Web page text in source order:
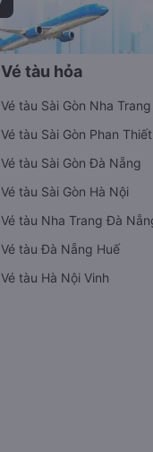
Vé tàu hỏa
Vé tàu Sài Gòn Nha Trang
Vé tàu Sài Gòn Phan Thiết
Vé tàu Sài Gòn Đà Nẵng
Vé tàu Sài Gòn Hà Nội
Vé tàu Nha Trang Đà
Vé tàu Đà Nẵng Huế
Vé tàu Hà Nội Vinh